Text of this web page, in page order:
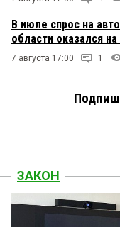
В июле спрос на
области оказался
7 августа 17:00 1
ЗАКОН